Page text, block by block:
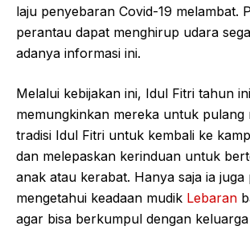
laju penyebaran Covid-19 melambat.
perantau dapat menghirup udara
adanya informasi ini.
Melalui kebijakan ini, Idul Fitri tahun
memungkinkan mereka untuk pulang
tradisi Idul Fitri untuk kembali ke
dan melepaskan kerinduan untuk
anak atau kerabat. Hanya saja ia juga
mengetahui keadaan mudik Lebaran
agar bisa berkumpul dengan